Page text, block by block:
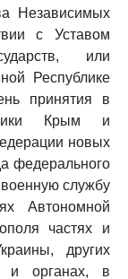
Независимых
с Уставом
или
Республике
принятия в
Крым и
новых
федерального
службу
Автономной
частях и
других
и органах, в